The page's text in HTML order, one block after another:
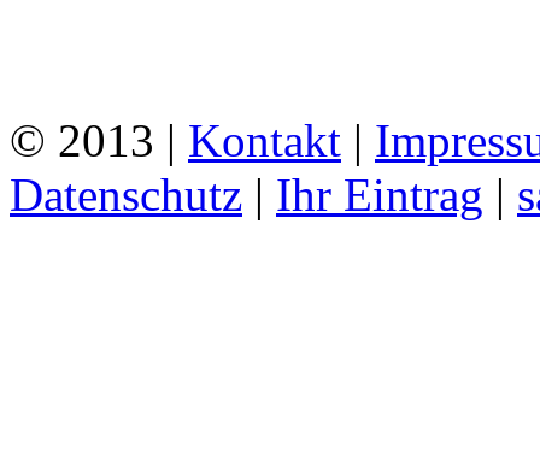
© 2013 | Kontakt |
Datenschutz | Ihr Eintrag |